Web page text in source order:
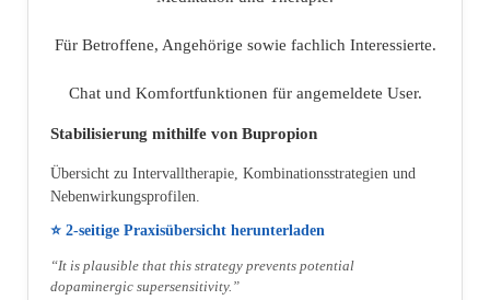
Für Betroffene, Angehörige sowie fachlich Interessierte.
Chat und Komfortfunktionen für angemeldete User.
Stabilisierung mithilfe von Bupropion
Übersicht zu Intervalltherapie, Kombinationsstrategien und
Nebenwirkungsprofilen.
⭐ 2‑seitige Praxisübersicht herunterladen
“It is plausible that this strategy prevents potential
dopaminergic supersensitivity.”